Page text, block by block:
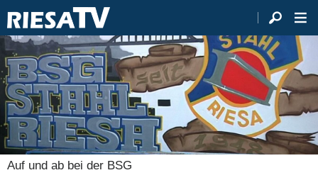
Auf und ab bei der BSG